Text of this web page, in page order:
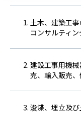
プレスリリース
役員一覧
シンボルマーク「三
関連書籍
IRニュース
シェアードリサーチレ
IRイベント
IRサポート
サステナビリティ経営
重要課題とKPI
統合報告書
ESGデータ
環境マネジメント
カーボンニュートラ
（自然関連の情報開示
人材育成
健康経営
サプライチェーン・マネジ
パートナーシップ構築宣言
マルチステークホル
コンプライアンス
リスクマネジメント
AI活用ポリシー
知的財産基本方針
ESGに関する外部評価
施設・用途から探す
土木技術一覧
所有船舶一覧
海の相談室
冷蔵倉庫の相談室
お問い合わせ
キャリア採用
障がい者採用
Careers (English)
コーポレートメッセ
土木、建築工
コンサルティ
建設工事用機
売、輸入販売
浚渫、埋立及